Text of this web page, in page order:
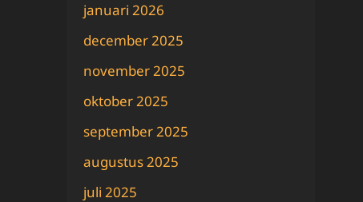
januari 2026
december 2025
november 2025
oktober 2025
september 2025
augustus 2025
juli 2025